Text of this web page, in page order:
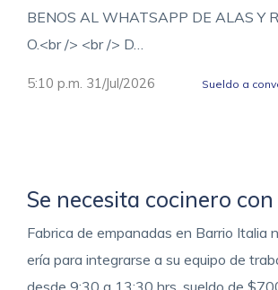
BENOS AL WHATSAPP DE ALAS Y
O.<br /> <br /> D…
5:10 p.m. 31/Jul/2026 Sueldo a
Se necesita cocinero
Fabrica de empanadas en Barrio
ería para integrarse a su equipo de
desde 9:30 a 13:30 hrs. sueldo de